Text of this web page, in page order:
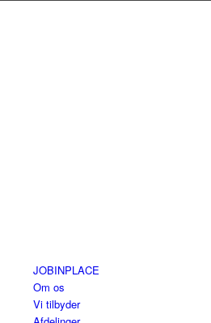
JOBINPLACE
Om os
Vi tilbyder